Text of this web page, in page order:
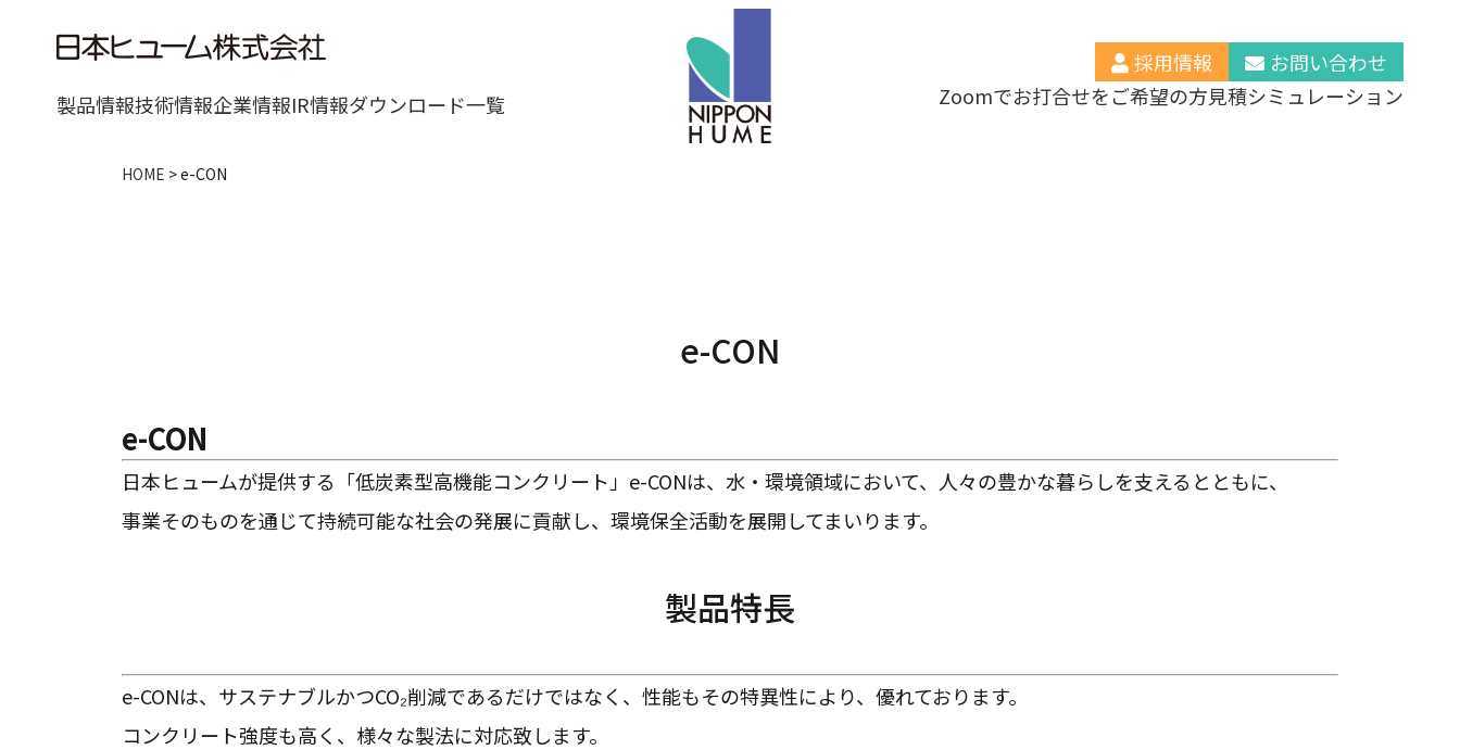
製品情報技術情報企業情報IR情報ダウンロード一覧
採用情報
お問い合わせ
Zoomでお打合せをご希望の方見積シミュレーション
HOME >e-CON
e-CON
e-CON
日本ヒュームが提供する「低炭素型高機能コンクリート」e-CONは、水・環境領域において、人々の豊かな暮らしを支えるとともに、
事業そのものを通じて持続可能な社会の発展に貢献し、環境保全活動を展開してまいります。
製品特長
e-CONは、サステナブルかつCO₂削減であるだけではなく、性能もその特異性により、優れております。
コンクリート強度も高く、様々な製法に対応致します。